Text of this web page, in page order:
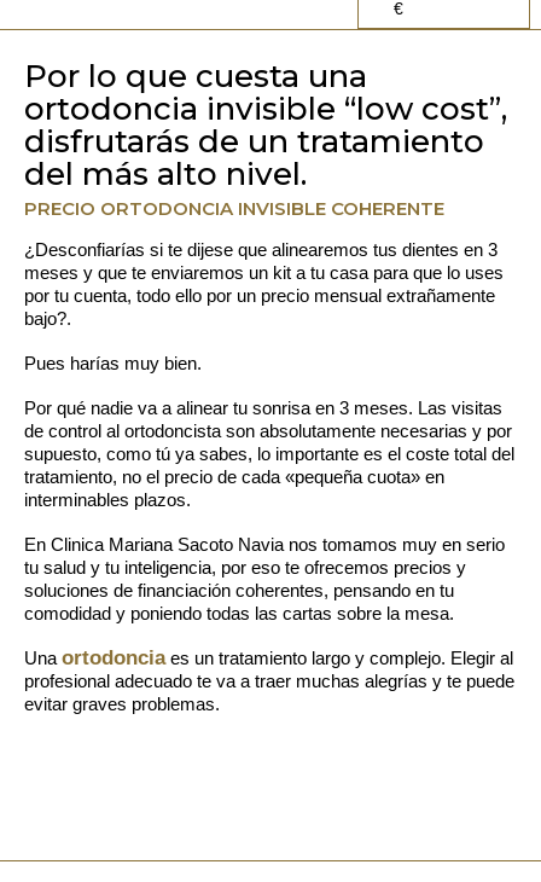
€
Por lo que cuesta una
ortodoncia invisible “low cost”,
disfrutarás de un tratamiento
del más alto nivel.
PRECIO ORTODONCIA INVISIBLE COHERENTE
¿ Desconfiarías si te dijese que alinearemos tus dientes en 3
meses y que te enviaremos un kit a tu casa para que lo uses
por tu cuenta, todo ello por un precio mensual extrañamente
bajo?.
Pues harías muy bien.
Por qué nadie va a alinear tu sonrisa en 3 meses. Las visitas
de control al ortodoncista son absolutamente necesarias y por
supuesto, como tú ya sabes, lo importante es el coste total del
tratamiento, no el precio de cada «pequeña cuota» en
interminables plazos.
En Clinica Mariana Sacoto Navia nos tomamos muy en serio
tu salud y tu inteligencia, por eso te ofrecemos precios y
soluciones de financiación coherentes, pensando en tu
comodidad y poniendo todas las cartas sobre la mesa.
Una ortodonciaes un tratamiento largo y complejo. Elegir al
profesional adecuado te va a traer muchas alegrías y te puede
evitar graves problemas.